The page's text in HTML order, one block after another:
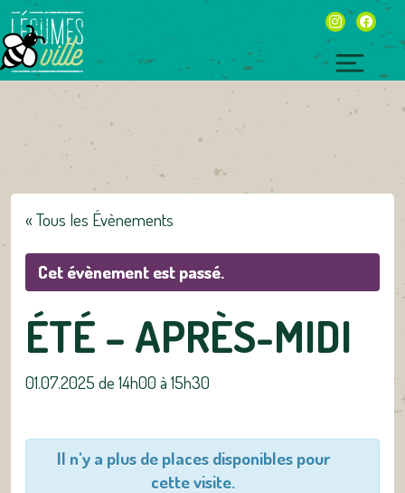
Skip
to
content
instagram
« Tous les Évènements
Cet évènement est passé.
ÉTÉ – APRÈS-MIDI
01.07.2025 de 14h00 à 15h30
Il n'y a plus de places disponibles pour
cette visite.